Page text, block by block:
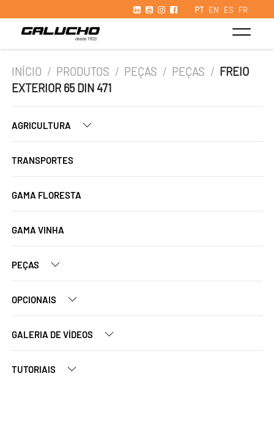
PT EN ES FR
INÍCIO / PRODUTOS / PEÇAS / PEÇAS / FREIO
EXTERIOR 65 DIN 471
AGRICULTURA
TRANSPORTES
GAMA FLORESTA
GAMA VINHA
PEÇAS
OPCIONAIS
GALERIA DE VÍDEOS
TUTORIAIS